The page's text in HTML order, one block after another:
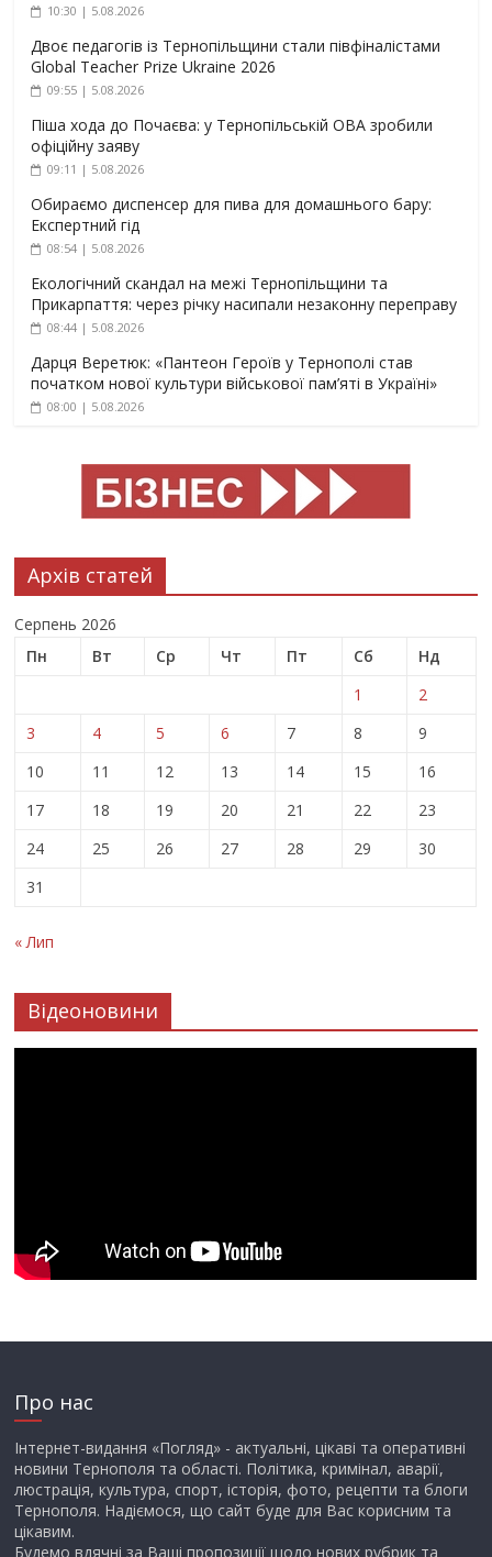
10:30 | 5.08.2026
Двоє педагогів із Тернопільщини стали півфіналістами
Global Teacher Prize Ukraine 2026
09:55 | 5.08.2026
Піша хода до Почаєва: у Тернопільській ОВА зробили
офіційну заяву
09:11 | 5.08.2026
Обираємо диспенсер для пива для домашнього бару:
Експертний гід
08:54 | 5.08.2026
Екологічний скандал на межі Тернопільщини та
Прикарпаття: через річку насипали незаконну переправу
08:44 | 5.08.2026
Дарця Веретюк: «Пантеон Героїв у Тернополі став
початком нової культури військової пам’яті в Україні»
08:00 | 5.08.2026
Архів статей
Серпень 2026
Пн
Вт Ср Чт Пт Сб
Нд
1
2
3
4 5 6 7 8
9
10
11 12 13 14 15
16
17
18 19 20 21 22
23
24
25 26 27 28 29
30
31
« Лип
Відеоновини
Про нас
Інтернет-видання «Погляд» - актуальні, цікаві та оперативні
новини Тернополя та області. Політика, кримінал, аварії,
люстрація, культура, спорт, історія, фото, рецепти та блоги
Тернополя. Надіємося, що сайт буде для Вас корисним та
цікавим.
Будемо вдячні за Ваші пропозиції щодо нових рубрик та